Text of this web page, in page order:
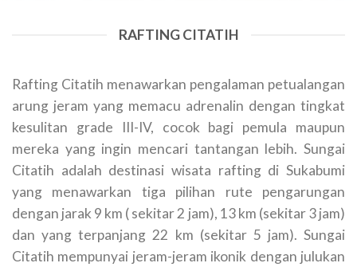
RAFTING CITATIH
Rafting Citatih menawarkan pengalaman petualangan
arung jeram yang memacu adrenalin dengan tingkat
kesulitan grade III-IV, cocok bagi pemula maupun
mereka yang ingin mencari tantangan lebih. Sungai
Citatih adalah destinasi wisata rafting di Sukabumi
yang menawarkan tiga pilihan rute pengarungan
dengan jarak 9 km ( sekitar 2 jam), 13 km (sekitar 3 jam)
dan yang terpanjang 22 km (sekitar 5 jam). Sungai
Citatih mempunyai jeram-jeram ikonik dengan julukan